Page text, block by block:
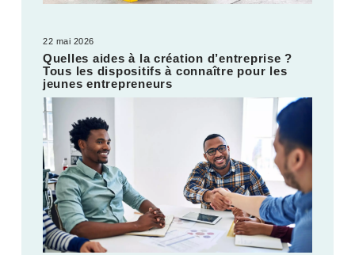
22 mai 2026
Quelles aides à la création d’entreprise ?
Tous les dispositifs à connaître pour les
jeunes entrepreneurs